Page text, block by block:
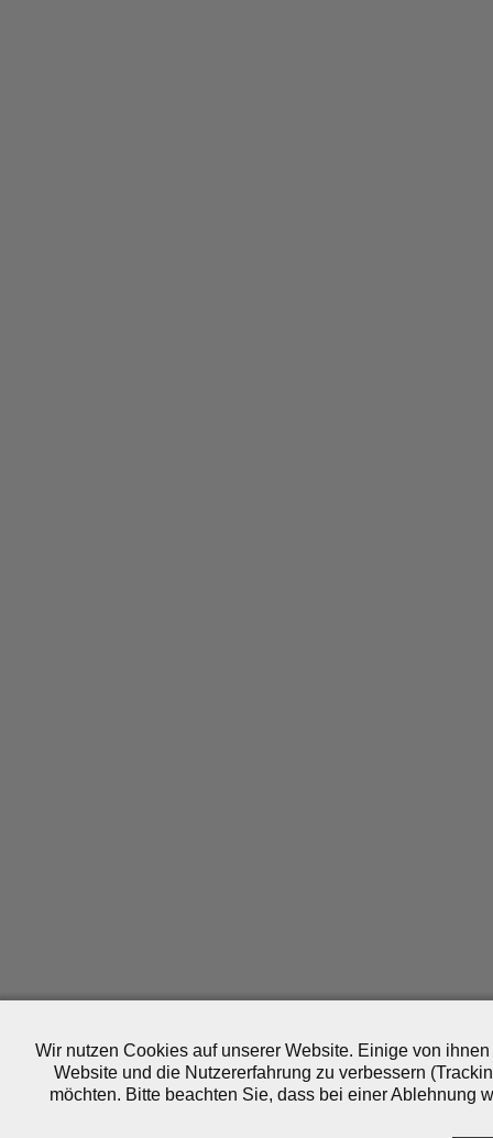
Wir nutzen Cookies auf unserer Website. Einige von
Website und die Nutzererfahrung zu verbessern
möchten. Bitte beachten Sie, dass bei einer Ablehnung